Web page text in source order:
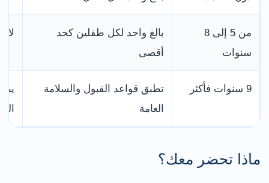
من 5 إلى 8
سنوات
بالغ واحد لكل طفلين كحد
أقصى
لا
9 سنوات فأكثر
تطبق قواعد القبول والسلامة
العامة
ماذا تحضر معك؟